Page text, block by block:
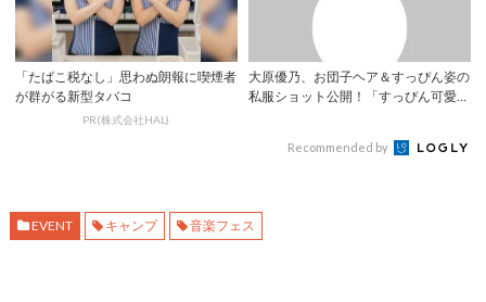
「たばこ税なし」思わぬ朗報に喫煙者
が群がる新型タバコ
PR(株式会社HAL)
大原優乃、お団子ヘア＆すっぴん姿の
私服ショット公開！「すっぴん可愛す
Recommended by
EVENT キャンプ 音楽フェス